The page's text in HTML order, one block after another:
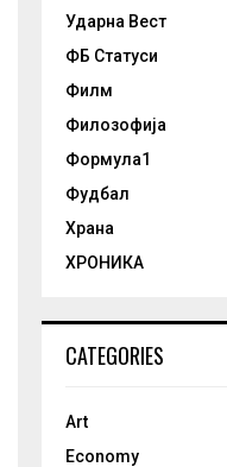
Ударна Вест
ФБ Статуси
Филм
Филозофија
Формула1
Фудбал
Храна
ХРОНИКА
CATEGORIES
Art
Economy